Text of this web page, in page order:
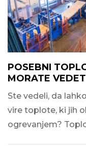
POSEBNI
MORATE
Ste vedeli, da
vire toplote, ki jih
ogrevanjem?